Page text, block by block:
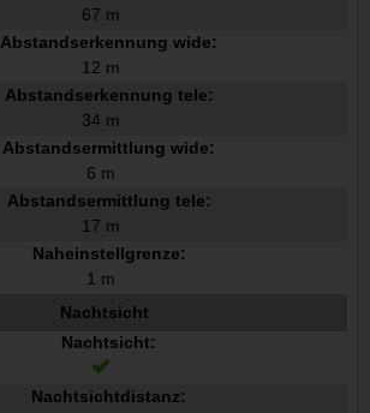
67 m
Abstandserkennung wide:
12 m
Abstandserkennung tele:
34 m
Abstandsermittlung wide:
6 m
Abstandsermittlung tele:
17 m
Naheinstellgrenze:
1 m
Nachtsicht
Nachtsicht:
Nachtsichtdistanz: